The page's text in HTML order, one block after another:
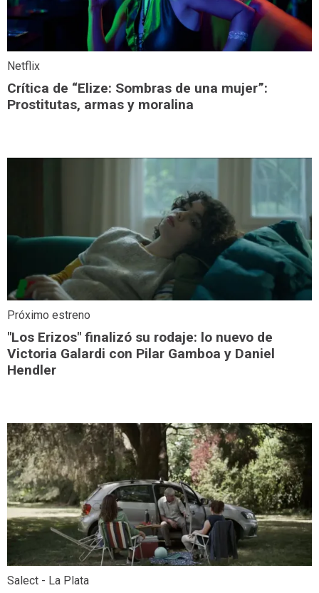
Netflix
Crítica de “Elize: Sombras de una mujer”:
Prostitutas, armas y moralina
Próximo estreno
"Los Erizos" finalizó su rodaje: lo nuevo de
Victoria Galardi con Pilar Gamboa y Daniel
Hendler
Salect - La Plata